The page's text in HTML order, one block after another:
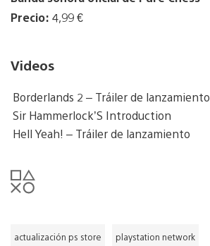
Precio: 4,99 €
Videos
Borderlands 2 – Tráiler de lanzamiento
Sir Hammerlock’S Introduction
Hell Yeah! – Tráiler de lanzamiento
actualización ps store playstation network